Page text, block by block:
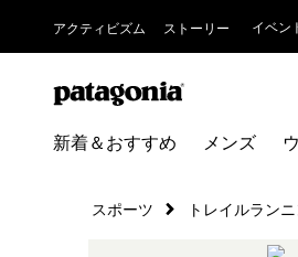
アクティビズム ストーリー イベン
新着＆おすすめ メンズ
スポーツ トレイルラン